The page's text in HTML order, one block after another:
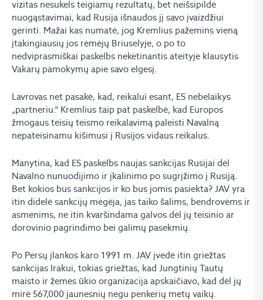
vizitas nesukels teigiamų rezultatų, bet neišsipildė
nuogąstavimai, kad Rusija išnaudos jį savo įvaizdžiui
gerinti. Mažai kas numatė, jog Kremlius pažemins vieną
įtakingiausių jos rėmėjų Briuselyje, o po to
nedviprasmiškai paskelbs neketinantis ateityje klausytis
Vakarų pamokymų apie savo elgesį.
Lavrovas net pasakė, kad, reikalui esant, ES nebelaikys
„partneriu.“ Kremlius taip pat paskelbė, kad Europos
žmogaus teisių teismo reikalavimą paleisti Navalną
nepateisinamu kišimusi į Rusijos vidaus reikalus.
Manytina, kad ES paskelbs naujas sankcijas Rusijai dėl
Navalno nunuodijimo ir įkalinimo po sugrįžimo į Rusiją.
Bet kokios bus sankcijos ir ko bus jomis pasiekta? JAV yra
itin didelė sankcijų mėgėja, jas taiko šalims, bendrovėms ir
asmenims, ne itin kvaršindama galvos dėl jų teisinio ar
dorovinio pagrindimo bei galimų pasekmių.
Po Persų įlankos karo 1991 m. JAV įvedė itin griežtas
sankcijas Irakui, tokias griežtas, kad Jungtinių Tautų
maisto ir žemės ūkio organizacija apskaičiavo, kad dėl jų
mirė 567,000 jaunesnių negu penkerių metų vaikų.